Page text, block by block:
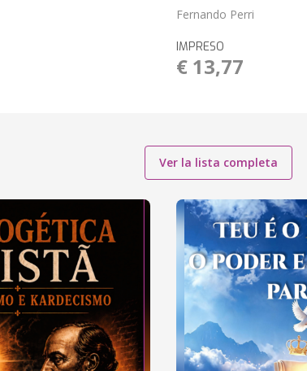
Fernando Perri
IMPRESO
€ 13,77
Ver la lista completa